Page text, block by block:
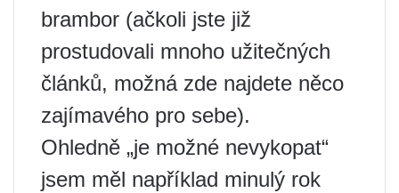
brambor (ačkoli jste již
prostudovali mnoho užitečných
článků, možná zde najdete něco
zajímavého pro sebe).
Ohledně „je možné nevykopat“
jsem měl například minulý rok